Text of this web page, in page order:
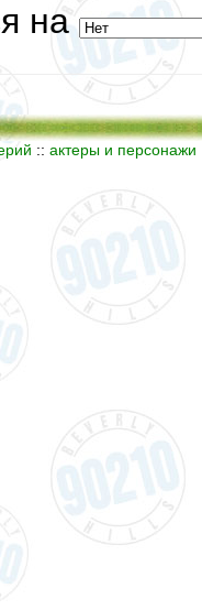
на
:: актеры и персонажи